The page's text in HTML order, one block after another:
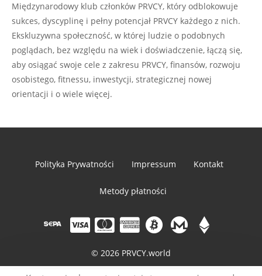
Międzynarodowy klub członków PRVCY, który odblokowuje
sukces, dyscyplinę i pełny potencjał PRVCY każdego z nich.
Ekskluzywna społeczność, w której ludzie o podobnych
poglądach, bez względu na wiek i doświadczenie, łączą się,
aby osiągać swoje cele z zakresu PRVCY, finansów, rozwoju
osobistego, fitnessu, inwestycji, strategicznej nowej
orientacji i o wiele więcej.
Polityka Prywatności Impressum Kontakt
Metody płatności
© 2026 PRVCY.world